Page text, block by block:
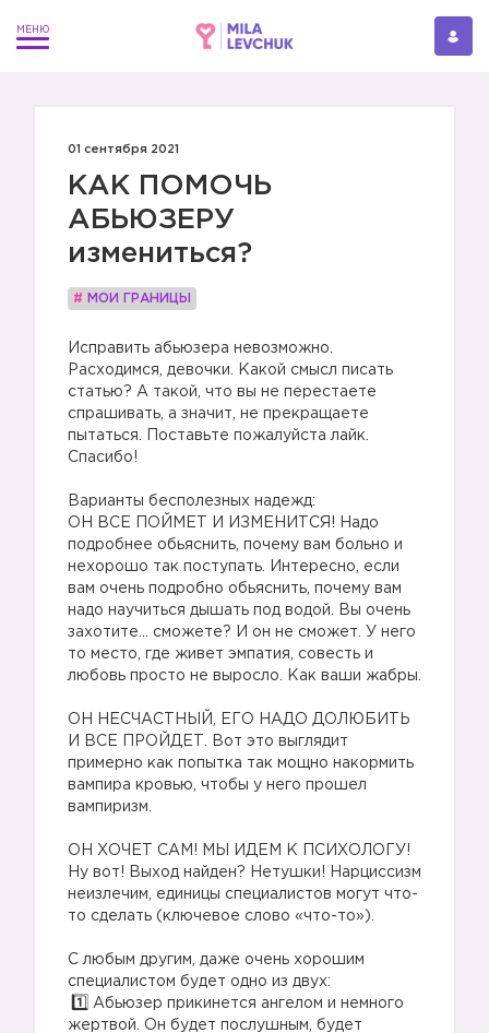
01 сентября 2021
КАК ПОМОЧЬ
АБЬЮЗЕРУ
измениться?
# МОИ ГРАНИЦЫ
Исправить абьюзера невозможно.
Расходимся, девочки. Какой смысл писать
статью? А такой, что вы не перестаете
спрашивать, а значит, не прекращаете
пытаться. Поставьте пожалуйста лайк.
Спасибо!
Варианты бесполезных надежд:
ОН ВСЕ ПОЙМЕТ И ИЗМЕНИТСЯ! Надо
подробнее обьяснить, почему вам больно и
нехорошо так поступать. Интересно, если
вам очень подробно обьяснить, почему вам
надо научиться дышать под водой. Вы очень
захотите… сможете? И он не сможет. У него
то место, где живет эмпатия, совесть и
любовь просто не выросло. Как ваши жабры.
ОН НЕСЧАСТНЫЙ, ЕГО НАДО ДОЛЮБИТЬ
И ВСЕ ПРОЙДЕТ. Вот это выглядит
примерно как попытка так мощно накормить
вампира кровью, чтобы у него прошел
вампиризм.
ОН ХОЧЕТ САМ! МЫ ИДЕМ К ПСИХОЛОГУ!
Ну вот! Выход найден? Нетушки! Нарциссизм
неизлечим, единицы специалистов могут что-
то сделать (ключевое слово «что-то»).
С любым другим, даже очень хорошим
специалистом будет одно из двух:
Абьюзер прикинется ангелом и немного
жертвой. Он будет послушным, будет